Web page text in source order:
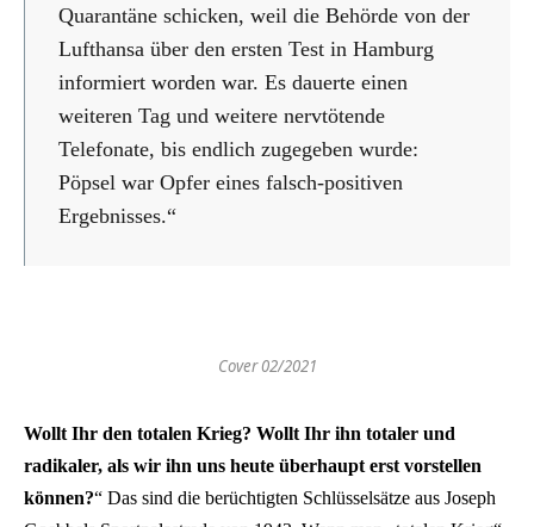
Quarantäne schicken, weil die Behörde von der
Lufthansa über den ersten Test in Hamburg
informiert worden war. Es dauerte einen
weiteren Tag und weitere nervtötende
Telefonate, bis endlich zugegeben wurde:
Pöpsel war Opfer eines falsch-positiven
Ergebnisses.“
Cover 02/2021
Wollt Ihr den totalen Krieg? Wollt Ihr ihn totaler und
radikaler, als wir ihn uns heute überhaupt erst vorstellen
können?“ Das sind die berüchtigten Schlüsselsätze aus Joseph